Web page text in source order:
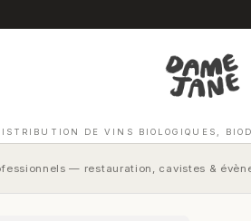
DE VINS BIOLOGIQUES,
— restauration, cavistes &